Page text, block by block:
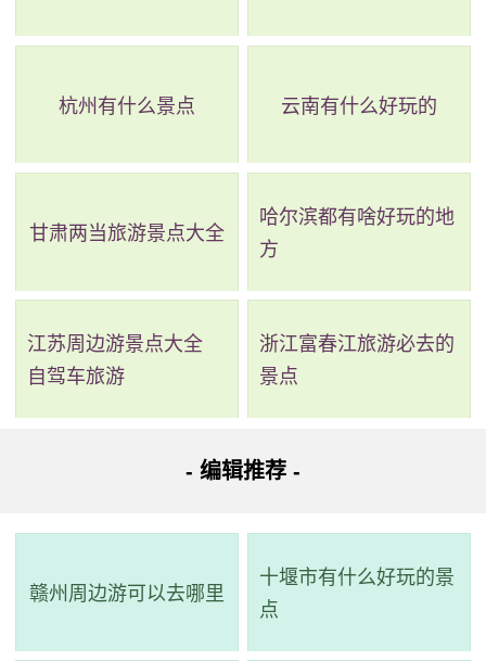
评级：县级重点文物保护单位
地址：福州市福清市东张镇灵石29号
灵石寺位于福清市东张镇灵石山麓。创建于唐大中年
杭州有什么景点 云南有什么好玩的
甘肃两当旅游景点大全
哈尔滨都有啥好玩的地
方
江苏周边游景点大全
自驾车旅游
浙江富春江旅游必去的
景点
- 编辑推荐 -
赣州周边游可以去哪里
十堰市有什么好玩的景
点